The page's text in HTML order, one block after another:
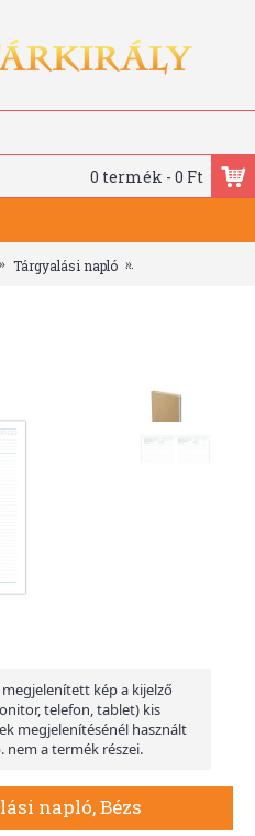
0 termék - 0 Ft
Tárgyalási napló
kép a kijelző
telefon, tablet) kis
megjelenítésénél használt
nem a termék részei.
napló, Bézs